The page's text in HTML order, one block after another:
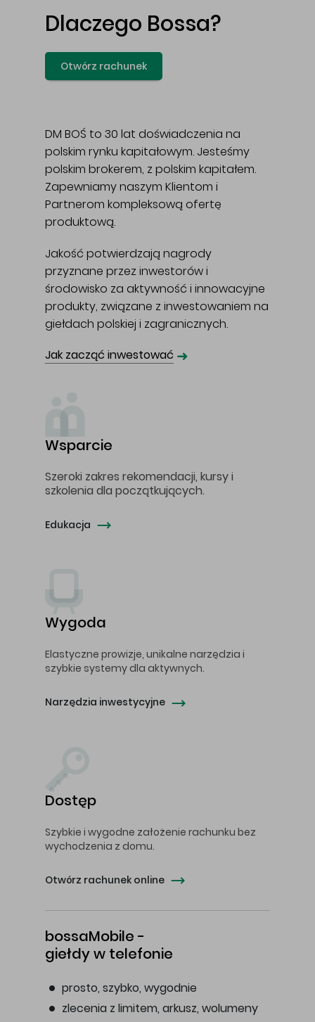
Dlaczego Bossa?
Otwórz rachunek
DM BOŚ to 30 lat doświadczenia na
polskim rynku kapitałowym. Jesteśmy
polskim brokerem, z polskim kapitałem.
Zapewniamy naszym Klientom i
Partnerom kompleksową ofertę
produktową.
Jakość potwierdzają nagrody
przyznane przez inwestorów i
środowisko za aktywność i innowacyjne
produkty, związane z inwestowaniem na
giełdach polskiej i zagranicznych.
Jak zacząć inwestować ➜
Wsparcie
Szeroki zakres rekomendacji, kursy i
szkolenia dla początkujących.
Edukacja
Wygoda
Elastyczne prowizje, unikalne narzędzia i
szybkie systemy dla aktywnych.
Narzędzia inwestycyjne
Dostęp
Szybkie i wygodne założenie rachunku bez
wychodzenia z domu.
Otwórz rachunek online
bossaMobile -
giełdy w telefonie
prosto, szybko, wygodnie
zlecenia z limitem, arkusz, wolumeny